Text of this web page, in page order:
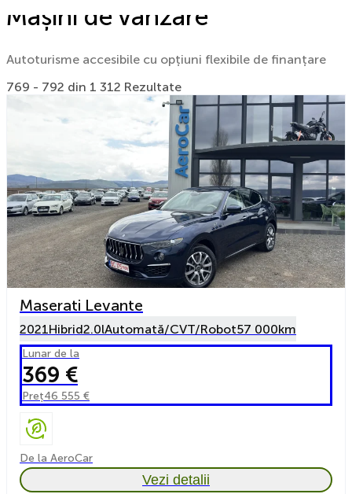
Mașini de vânzare
Autoturisme accesibile cu opțiuni flexibile de finanțare
769 - 792 din 1 312 Rezultate
Maserati Levante
2021Hibrid2.0lAutomată/CVT/Robot57 000km
Lunar de la
369 €
Preț46 555 €
De la AeroCar
Vezi detalii